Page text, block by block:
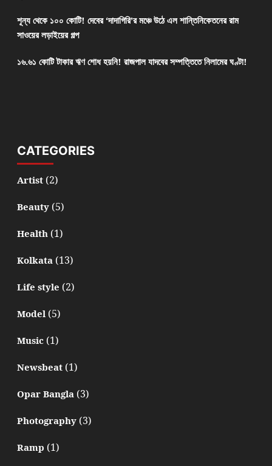
শূন্য থেকে ১০০ কোটি! দেবের ‘দাদাগিরি’র মঞ্চে উঠে এল শান্তিনিকেতনের রাম
সাওয়ের লড়াইয়ের গল্প
১৬.৬১ কোটি টাকার ঋণ শোধ হয়নি! রাজপাল যাদবের সম্পত্তিতে নিলামের ঘণ্টা!
CATEGORIES
Artist(2)
Beauty(5)
Health(1)
Kolkata(13)
Life style (2)
Model(5)
Music(1)
Newsbeat(1)
Opar Bangla(3)
Photography(3)
Ramp (1)